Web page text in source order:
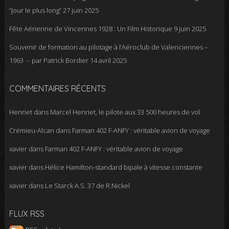
“Jour le plus long”27 juin 2025
Fête Aérienne de Vincennes 1928 : Un Film Historique 9 juin 2025
Souvenir de formation au pilotage à l’Aéroclub de Valenciennes –
1963 – par Patrick Bordier 14 avril 2025
COMMENTAIRES RÉCENTS
Henrietdans Marcel Henriet, le pilote aux 33 500 heures de vol
Crémieu-Alcan dans Farman 402 F-ANFY : véritable avion de voyage
xavierdans Farman 402 F-ANFY : véritable avion de voyage
xavierdans Hélice Hamilton-standard bipale à vitesse constante
xavierdans Le Starck A.S. 37 de R.Nickel
FLUX RSS